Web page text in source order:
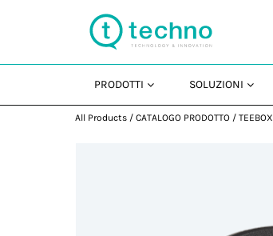
PRODOTTI SOLUZIONI
All Products / CATALOGO PRODOTTO / TEEBOX